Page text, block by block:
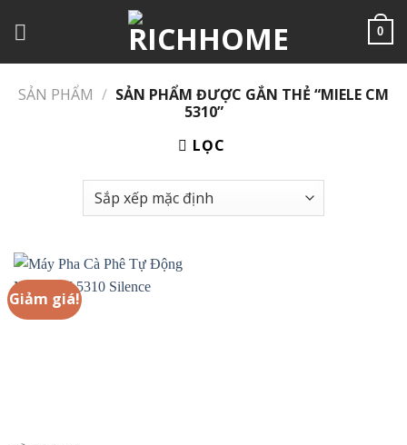
đến
0
SẢN PHẨM / SẢN PHẨM ĐƯỢC GẮN THẺ “MIELE CM
5310”
LỌC
Giảm giá!